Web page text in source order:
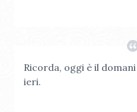
Ricorda, oggi è il
ieri.